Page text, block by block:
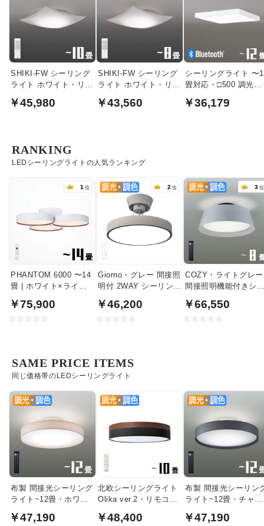
SHIKI-FW シーリング
ライト ホワイト・リモ
￥45,980
SHIKI-FW シーリング
ライト ホワイト・リモ
￥43,560
シーリングライト 〜
畳対応・□500 調光・
￥36,179
LEDシーリングライトの人気ランキング
RANKING
1 位
PHANTOM 6000 〜14
畳 | ホワイト×ライト
￥75,900
2 位
Giorno・グレー 間接照
明付 2WAY シーリング
ン付
￥46,200
3 位
COZY・ライトグレー
間接照明機能付きシ
￥66,550
同じ価格帯のLEDシーリングライト
SAME PRICE ITEMS
布製 間接光シーリング
ライト~12畳・ホワイ
￥47,190
北欧シーリングライト
Olika ver.2・リモコン
￥48,400
布製 間接光シーリン
ライト~12畳・チャコ
￥47,190